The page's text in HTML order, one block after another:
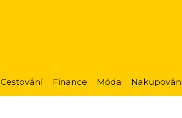
Cestování Finance Móda